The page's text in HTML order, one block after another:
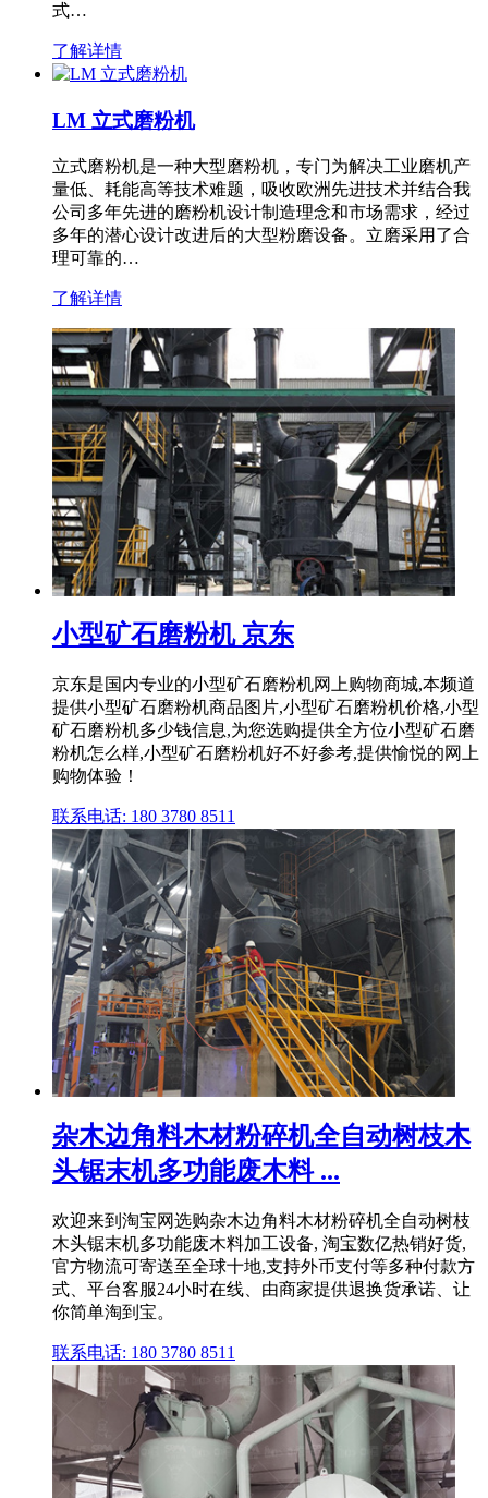
式…
了解详情
LM 立式磨粉机
立式磨粉机是一种大型磨粉机，专门为解决工业磨机产
量低、耗能高等技术难题，吸收欧洲先进技术并结合我
公司多年先进的磨粉机设计制造理念和市场需求，经过
多年的潜心设计改进后的大型粉磨设备。立磨采用了合
理可靠的…
了解详情
小型矿石磨粉机 京东
京东是国内专业的小型矿石磨粉机网上购物商城,本频道
提供小型矿石磨粉机商品图片,小型矿石磨粉机价格,小型
矿石磨粉机多少钱信息,为您选购提供全方位小型矿石磨
粉机怎么样,小型矿石磨粉机好不好参考,提供愉悦的网上
购物体验！
联系电话: 180 3780 8511
杂木边角料木材粉碎机全自动树枝木
头锯末机多功能废木料 ...
欢迎来到淘宝网选购杂木边角料木材粉碎机全自动树枝
木头锯末机多功能废木料加工设备, 淘宝数亿热销好货,
官方物流可寄送至全球十地,支持外币支付等多种付款方
式、平台客服24小时在线、由商家提供退换货承诺、让
你简单淘到宝。
联系电话: 180 3780 8511